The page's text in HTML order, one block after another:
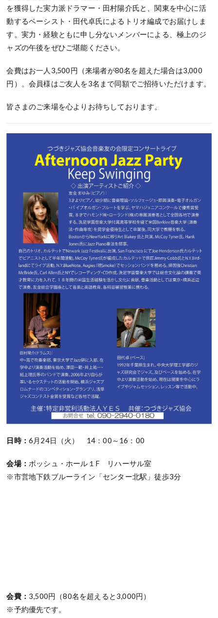
を獲得した実力派ドラマー・田村陽介氏と、関東を中心に活
動するベーシスト・田代卓氏によるトリオ編成でお届けしま
す。実力・経験ともに申し分ないメンバーによる、極上のジ
ャズの午後をぜひご堪能ください。
会費はお一人3,500円（来場者が80名を超えた場合は3,000
円）。会員様はご友人を3名まで同額でご招待いただけます。
皆さまのご来場を心よりお待ちしております。
日時：6月24日（火） 14：00～16：00
会場： ボッシュ・ホール１F リハーサル室
※市営地下鉄ブルーライン「センター北駅」徒歩3分
会費： 3,500円（80名を超えると3,000円）
※予約優先です。